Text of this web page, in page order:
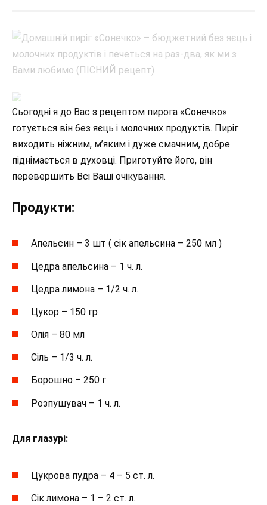
Сьогодні я до Вас з рецептом пирога «Сонечко»
готується він без яєць і молочних продуктів. Пиріг
виходить ніжним, м’яким і дуже смачним, добре
піднімається в духовці. Приготуйте його, він
перевершить Всі Ваші очікування.
Продукти:
Апельсин – 3 шт ( сік апельсина – 250 мл )
Цедра апельсина – 1 ч. л.
Цедра лимона – 1/2 ч. л.
Цукор – 150 гр
Олія – 80 мл
Сіль – 1/3 ч. л.
Борошно – 250 г
Розпушувач – 1 ч. л.
Для глазурі:
Цукрова пудра – 4 – 5 ст. л.
Сік лимона – 1 – 2 ст. л.